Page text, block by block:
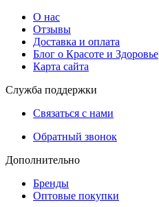
О нас
Отзывы
Доставка и оплата
Блог о Красоте и Здоровье
Карта сайта
Служба поддержки
Связаться с нами
Обратный звонок
Дополнительно
Бренды
Оптовые покупки